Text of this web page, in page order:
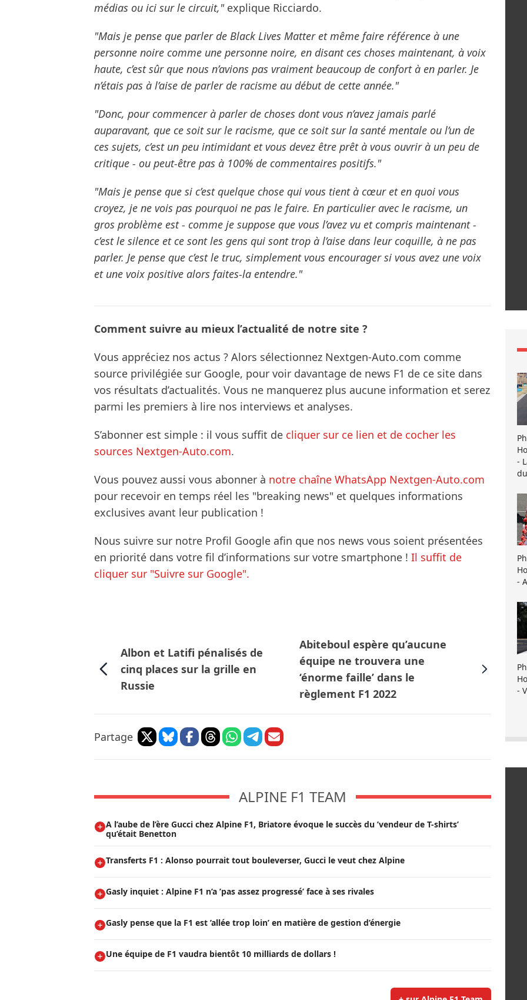
médias ou ici sur le circuit,"explique Ricciardo.
"Mais je pense que parler de Black Lives Matter et même faire référence à une
personne noire comme une personne noire, en disant ces choses maintenant, à voix
haute, c’est sûr que nous n’avions pas vraiment beaucoup de confort à en parler. Je
n’étais pas à l’aise de parler de racisme au début de cette année."
"Donc, pour commencer à parler de choses dont vous n’avez jamais parlé
auparavant, que ce soit sur le racisme, que ce soit sur la santé mentale ou l’un de
ces sujets, c’est un peu intimidant et vous devez être prêt à vous ouvrir à un peu de
critique - ou peut-être pas à 100% de commentaires positifs."
"Mais je pense que si c’est quelque chose qui vous tient à cœur et en quoi vous
croyez, je ne vois pas pourquoi ne pas le faire. En particulier avec le racisme, un
gros problème est - comme je suppose que vous l’avez vu et compris maintenant -
c’est le silence et ce sont les gens qui sont trop à l’aise dans leur coquille, à ne pas
parler. Je pense que c’est le truc, simplement vous encourager si vous avez une voix
et une voix positive alors faites-la entendre."
Comment suivre au mieux l’actualité de notre site ?
Vous appréciez nos actus ? Alors sélectionnez Nextgen-Auto.com comme
source privilégiée sur Google, pour voir davantage de news F1 de ce site dans
vos résultats d’actualités. Vous ne manquerez plus aucune information et serez
parmi les premiers à lire nos interviews et analyses.
S’abonner est simple : il vous suffit de cliquer sur ce lien et de cocher les
sources Nextgen-Auto.com.
Vous pouvez aussi vous abonner à notre chaîne WhatsApp Nextgen-Auto.com
pour recevoir en temps réel les "breaking news" et quelques informations
exclusives avant leur publication !
Nous suivre sur notre Profil Google afin que nos news vous soient présentées
en priorité dans votre fil d’informations sur votre smartphone ! Il suffit de
cliquer sur "Suivre sur Google".
Albon et Latifi pénalisés de
cinq places sur la grille en
Russie
Abiteboul espère qu’aucune
équipe ne trouvera une
‘énorme faille’ dans le
règlement F1 2022
Partage
ALPINE F1 TEAM
A l’aube de l’ère Gucci chez Alpine F1, Briatore évoque le succès du ’vendeur de T-shirts’
qu’était Benetton
Transferts F1 : Alonso pourrait tout bouleverser, Gucci le veut chez Alpine
Gasly inquiet : Alpine F1 n’a ’pas assez progressé’ face à ses rivales
Gasly pense que la F1 est ’allée trop loin’ en matière de gestion d’énergie
Une équipe de F1 vaudra bientôt 10 milliards de dollars !
-
-
-